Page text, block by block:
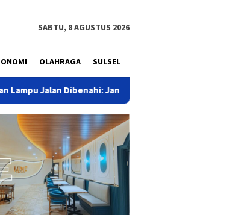
SABTU, 8 AGUSTUS 2026
OLAHRAGA SULSEL
Jangan Tunggu Korban Berikutnya!